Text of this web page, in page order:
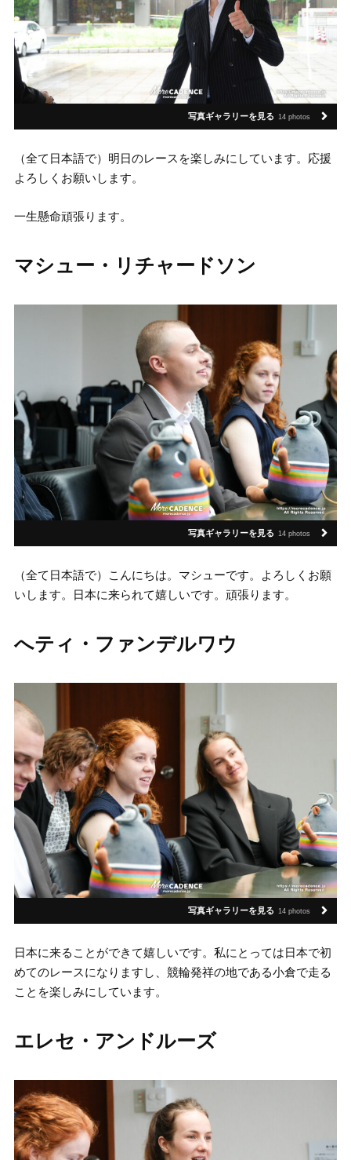
写真ギャラリーを見る 14 photos
（全て日本語で）明日のレースを楽しみにしています。応援
よろしくお願いします。
一生懸命頑張ります。
マシュー・リチャードソン
写真ギャラリーを見る 14 photos
（全て日本語で）こんにちは。マシューです。よろしくお願
いします。日本に来られて嬉しいです。頑張ります。
へティ・ファンデルワウ
写真ギャラリーを見る 14 photos
日本に来ることができて嬉しいです。私にとっては日本で初
めてのレースになりますし、競輪発祥の地である小倉で走る
ことを楽しみにしています。
エレセ・アンドルーズ